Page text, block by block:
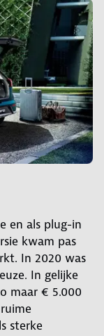
en als plug-in
kwam pas
In 2020 was
In gelijke
maar € 5.000
sterke